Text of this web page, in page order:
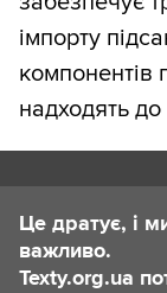
імпорту
компонентів
надходять до
Це дратує, і
важливо.
Texty.org.ua